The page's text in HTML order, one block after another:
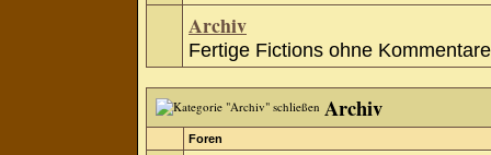
Archiv
Fertige Fictions ohne Kommentare
Archiv
Foren